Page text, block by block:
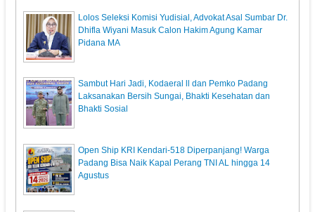
‎Lolos Seleksi Komisi Yudisial, Advokat Asal Sumbar Dr.
Dhifla Wiyani Masuk Calon Hakim Agung Kamar
Pidana MA
Sambut Hari Jadi, Kodaeral ll dan Pemko Padang
Laksanakan Bersih Sungai, Bhakti Kesehatan dan
Bhakti Sosial
Open Ship KRI Kendari-518 Diperpanjang! Warga
Padang Bisa Naik Kapal Perang TNI AL hingga 14
Agustus